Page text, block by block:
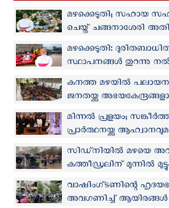
മഴക്കെടുതി; സഹായ
ചെയ്ത് ചങ്ങനാശേരി
മഴക്കെടുതി:
സ്ഥാപനങ്ങൾ തുറന്നു
കല്ലറങ്ങാട്ടിന്റെ നിര്‍ദേശം
കനത്ത മഴയില്‍
ജനതയ്ക്കു
ദേവാലയങ്ങള്‍
മിന്നല്‍ പ്രളയം;
പ്രാര്‍ത്ഥനയ്ക്കു
സിഡ്‌നിയില്‍ മഴയെ
കത്തീഡ്രലിന് മുന്നില്‍
ജപമാല: വീഡിയോ
പേര്‍
വാഷിംഗ്ടണിന്റെ
അവഗണിച്ച് ആയിരങ്ങള്‍